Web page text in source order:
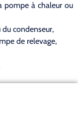
pompe à chaleur ou
du condenseur,
de relevage,